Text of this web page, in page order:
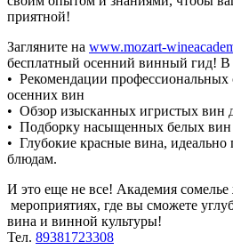
приятной!
Загляните на www.mozart-
бесплатный осенний винный гид! В
• Рекомендации профессиональных
осенних вин
• Обзор изысканных игристых вин
• Подборку насыщенных белых вин
• Глубокие красные вина,
блюдам.
И это еще не все! Академия
мероприятиях, где вы сможете
вина и винной культуры!
Тел. 89381723308